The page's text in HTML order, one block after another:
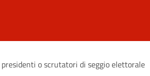
o scrutatori di seggio elettorale